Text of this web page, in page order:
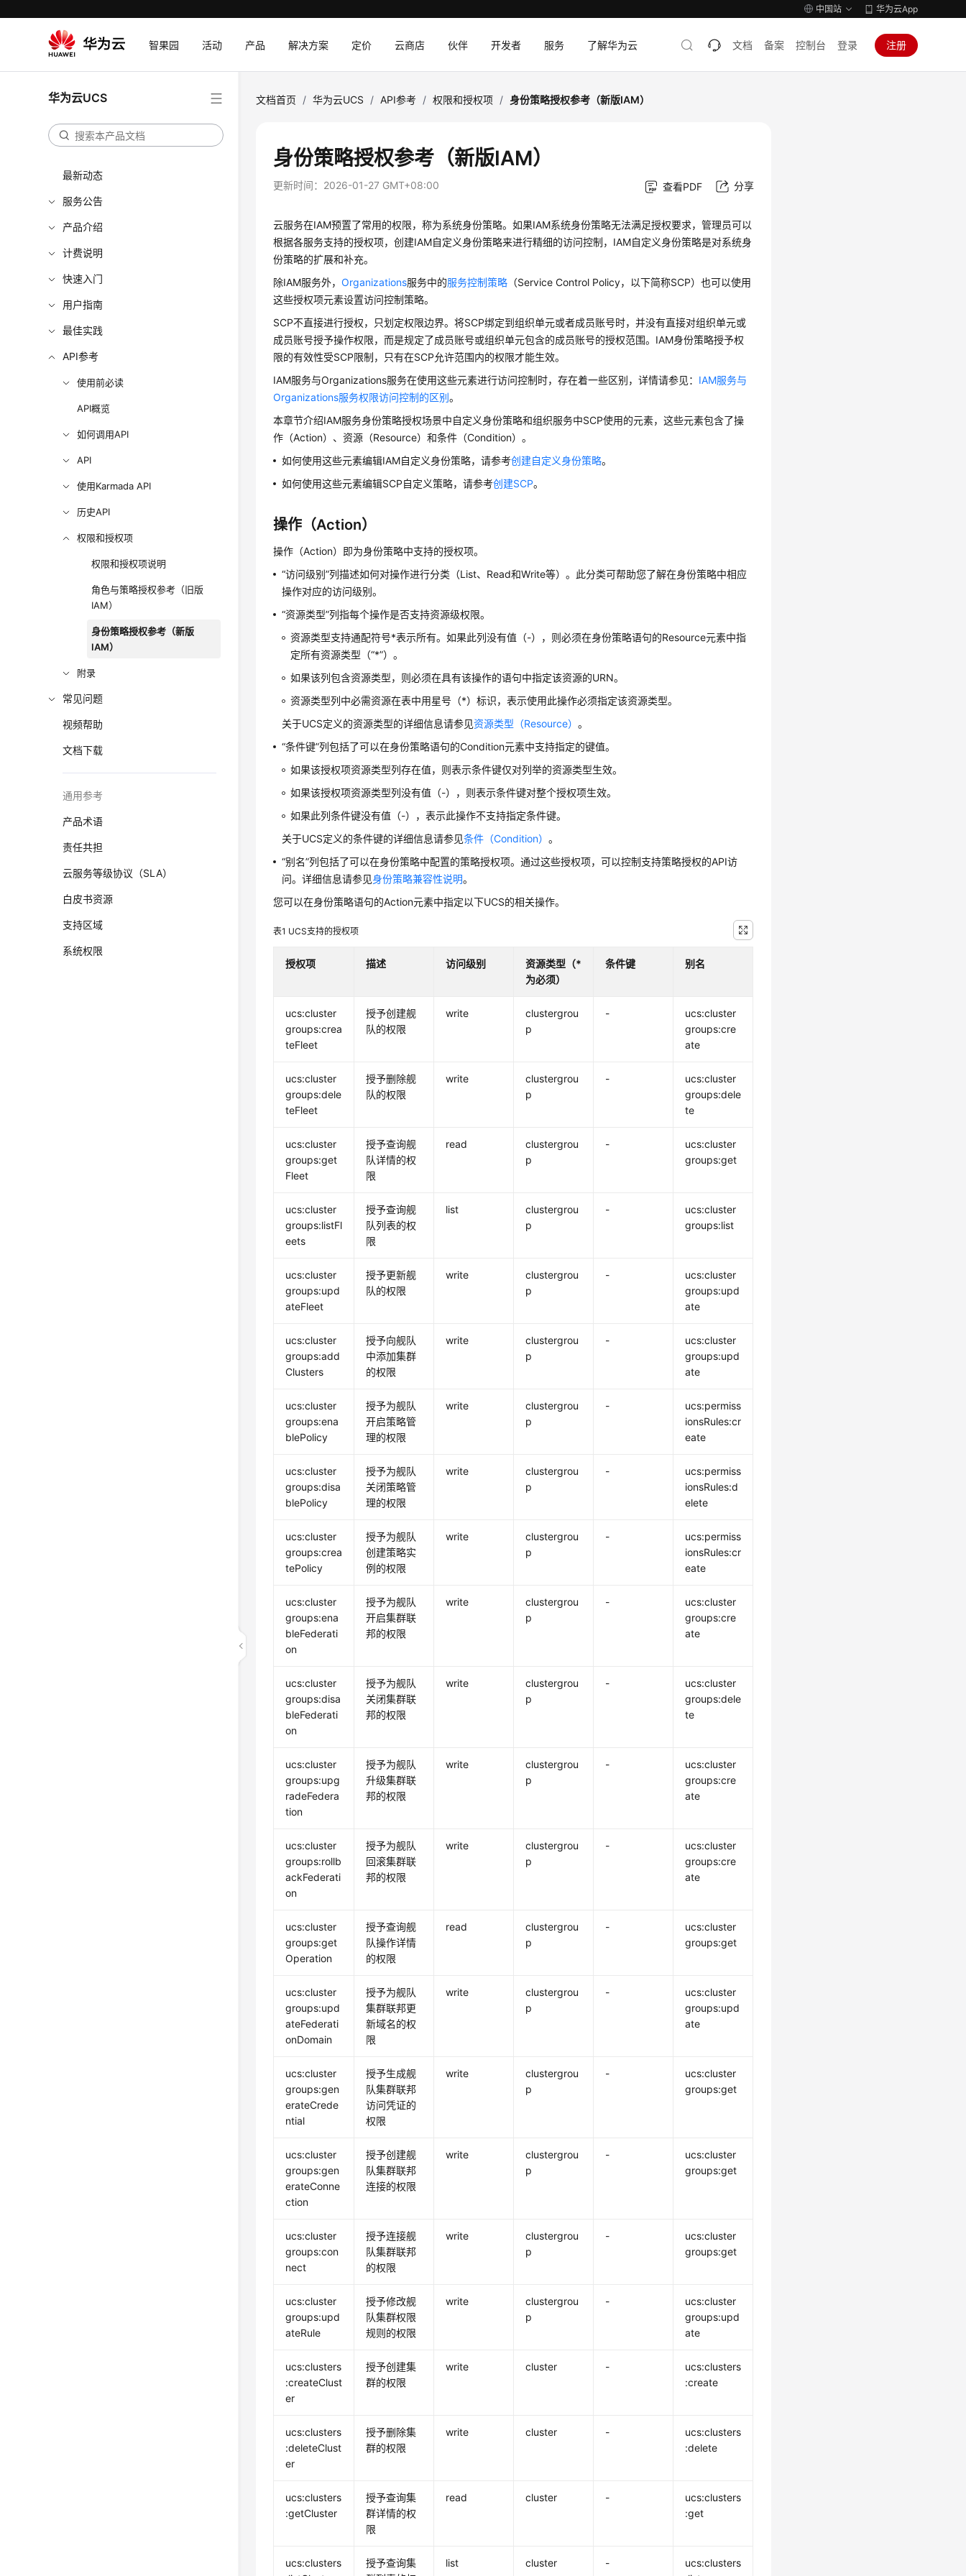
中国站 华为云App
智果园 活动 产品 解决方案 定价 云商店 伙伴 开发者 服务 了解华为云 文档 备案 控制台 登录 注册
华为云UCS
最新动态
服务公告
产品介绍
计费说明
快速入门
用户指南
最佳实践
API参考
使用前必读
API概览
如何调用API
API
使用Karmada API
历史API
权限和授权项
权限和授权项说明
角色与策略授权参考（旧版
IAM）
身份策略授权参考（新版
IAM）
附录
常见问题
视频帮助
文档下载
通用参考
产品术语
责任共担
云服务等级协议（SLA）
白皮书资源
支持区域
系统权限
文档首页 / 华为云UCS / API参考 / 权限和授权项 / 身份策略授权参考（新版IAM）
身份策略授权参考（新版IAM）
更新时间： 2026-01-27 GMT+08:00 查看PDF 分享
云服务在IAM预置了常用的权限，称为系统身份策略。如果IAM系统身份策略无法满足授权要求，管理员可以
根据各服务支持的授权项，创建IAM自定义身份策略来进行精细的访问控制，IAM自定义身份策略是对系统身
份策略的扩展和补充。
除IAM服务外，Organizations服务中的服务控制策略 （Service Control Policy，以下简称SCP）也可以使用
这些授权项元素设置访问控制策略。
SCP不直接进行授权，只划定权限边界。将SCP绑定到组织单元或者成员账号时，并没有直接对组织单元或
成员账号授予操作权限，而是规定了成员账号或组织单元包含的成员账号的授权范围。IAM身份策略授予权
限的有效性受SCP限制，只有在SCP允许范围内的权限才能生效。
IAM服务与Organizations服务在使用这些元素进行访问控制时，存在着一些区别，详情请参见： IAM服务与
Organizations服务权限访问控制的区别。
本章节介绍IAM服务身份策略授权场景中自定义身份策略和组织服务中SCP使用的元素，这些元素包含了操
作（Action）、资源（Resource）和条件（Condition）。
如何使用这些元素编辑IAM自定义身份策略，请参考创建自定义身份策略。
如何使用这些元素编辑SCP自定义策略，请参考创建SCP。
操作（Action）
操作（Action）即为身份策略中支持的授权项。
“访问级别”列描述如何对操作进行分类（List、Read和Write等）。此分类可帮助您了解在身份策略中相应
操作对应的访问级别。
“资源类型”列指每个操作是否支持资源级权限。
资源类型支持通配符号*表示所有。如果此列没有值（-），则必须在身份策略语句的Resource元素中指
定所有资源类型（“*”）。
如果该列包含资源类型，则必须在具有该操作的语句中指定该资源的URN。
资源类型列中必需资源在表中用星号（*）标识，表示使用此操作必须指定该资源类型。
关于UCS定义的资源类型的详细信息请参见资源类型（Resource）。
“条件键”列包括了可以在身份策略语句的Condition元素中支持指定的键值。
如果该授权项资源类型列存在值，则表示条件键仅对列举的资源类型生效。
如果该授权项资源类型列没有值（-），则表示条件键对整个授权项生效。
如果此列条件键没有值（-），表示此操作不支持指定条件键。
关于UCS定义的条件键的详细信息请参见条件（Condition）。
“别名”列包括了可以在身份策略中配置的策略授权项。通过这些授权项，可以控制支持策略授权的API访
问。详细信息请参见身份策略兼容性说明。
您可以在身份策略语句的Action元素中指定以下UCS的相关操作。
表1 UCS支持的授权项
授权项 描述 访问级别
资源类型（*
为必须）
条件键 别名
ucs:cluster
groups:crea
teFleet
授予创建舰
队的权限
write
clustergrou
p
-
ucs:cluster
groups:cre
ate
ucs:cluster
groups:dele
teFleet
授予删除舰
队的权限
write
clustergrou
p
-
ucs:cluster
groups:dele
te
ucs:cluster
groups:get
Fleet
授予查询舰
队详情的权
限
read
clustergrou
p
-
ucs:cluster
groups:get
ucs:cluster
groups:listFl
eets
授予查询舰
队列表的权
限
list
clustergrou
p
-
ucs:cluster
groups:list
ucs:cluster
groups:upd
ateFleet
授予更新舰
队的权限
write
clustergrou
p
-
ucs:cluster
groups:upd
ate
ucs:cluster
groups:add
Clusters
授予向舰队
中添加集群
的权限
write
clustergrou
p
-
ucs:cluster
groups:upd
ate
ucs:cluster
groups:ena
blePolicy
授予为舰队
开启策略管
理的权限
write
clustergrou
p
-
ucs:permiss
ionsRules:cr
eate
ucs:cluster
groups:disa
blePolicy
授予为舰队
关闭策略管
理的权限
write
clustergrou
p
-
ucs:permiss
ionsRules:d
elete
ucs:cluster
groups:crea
tePolicy
授予为舰队
创建策略实
例的权限
write
clustergrou
p
-
ucs:permiss
ionsRules:cr
eate
ucs:cluster
groups:ena
bleFederati
on
授予为舰队
开启集群联
邦的权限
write
clustergrou
p
-
ucs:cluster
groups:cre
ate
ucs:cluster
groups:disa
bleFederati
on
授予为舰队
关闭集群联
邦的权限
write
clustergrou
p
-
ucs:cluster
groups:dele
te
ucs:cluster
groups:upg
radeFedera
tion
授予为舰队
升级集群联
邦的权限
write
clustergrou
p
-
ucs:cluster
groups:cre
ate
ucs:cluster
groups:rollb
ackFederati
on
授予为舰队
回滚集群联
邦的权限
write
clustergrou
p
-
ucs:cluster
groups:cre
ate
ucs:cluster
groups:get
Operation
授予查询舰
队操作详情
的权限
read
clustergrou
p
-
ucs:cluster
groups:get
ucs:cluster
groups:upd
ateFederati
onDomain
授予为舰队
集群联邦更
新域名的权
限
write
clustergrou
p
-
ucs:cluster
groups:upd
ate
ucs:cluster
groups:gen
erateCrede
ntial
授予生成舰
队集群联邦
访问凭证的
权限
write
clustergrou
p
-
ucs:cluster
groups:get
ucs:cluster
groups:gen
erateConne
ction
授予创建舰
队集群联邦
连接的权限
write
clustergrou
p
-
ucs:cluster
groups:get
ucs:cluster
groups:con
nect
授予连接舰
队集群联邦
的权限
write
clustergrou
p
-
ucs:cluster
groups:get
ucs:cluster
groups:upd
ateRule
授予修改舰
队集群权限
规则的权限
write
clustergrou
p
-
ucs:cluster
groups:upd
ate
ucs:clusters
:createClust
er
授予创建集
群的权限
write cluster -
ucs:clusters
:create
ucs:clusters
:deleteClust
er
授予删除集
群的权限
write cluster -
ucs:clusters
:delete
ucs:clusters
:getCluster
授予查询集
群详情的权
限
read cluster -
ucs:clusters
:get
ucs:clusters
授予查询集
list cluster -
ucs:clusters